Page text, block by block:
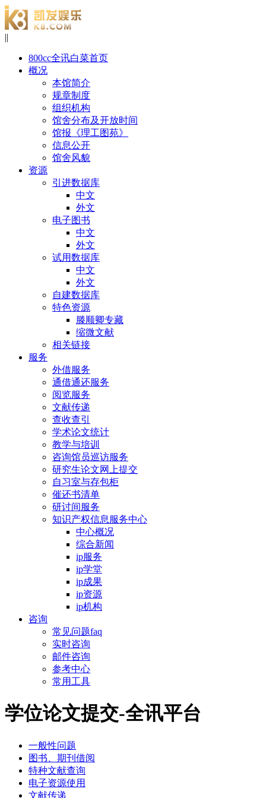
||
800cc全讯白菜首页
概况
本馆简介
规章制度
组织机构
馆舍分布及开放时间
馆报《理工图苑》
信息公开
馆舍风貌
资源
引进数据库
中文
外文
电子图书
中文
外文
试用数据库
中文
外文
自建数据库
特色资源
滕顺卿专藏
缩微文献
相关链接
服务
外借服务
通借通还服务
阅览服务
文献传递
查收查引
学术论文统计
教学与培训
咨询馆员巡访服务
研究生论文网上提交
自习室与存包柜
催还书清单
研讨间服务
知识产权信息服务中心
中心概况
综合新闻
ip服务
ip学堂
ip成果
ip资源
ip机构
咨询
常见问题faq
实时咨询
邮件咨询
参考中心
常用工具
学位论文提交-全讯平台
一般性问题
图书、期刊借阅
特种文献查询
电子资源使用
文献传递